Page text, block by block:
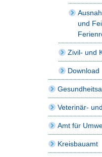
und
Zivil- und
Download
Veterinär-
Amt für
Kreisbauamt